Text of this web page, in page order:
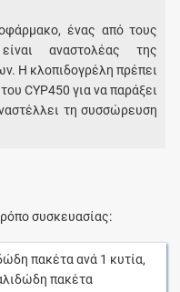
ένας από τους
αναστολέας της
Η κλοπιδογρέλη πρέπει
CYP450 για να παράξει
τη συσσώρευση
συσκευασίας:
πακέταανά 1 κυτία,
πακέτα